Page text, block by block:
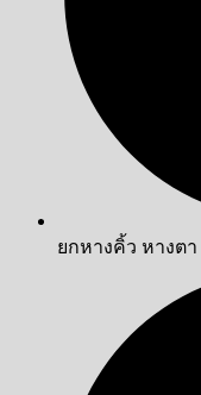
ยกหางคิ้ว หางต